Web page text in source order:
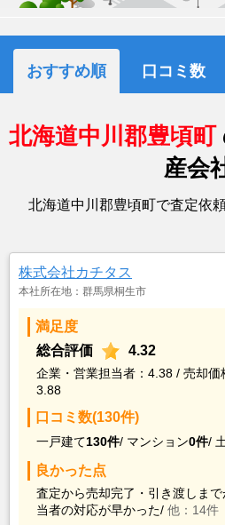
おすすめ順 口コミ数
北海道中川郡豊頃町
産会
北海道中川郡豊頃町で査定依
株式会社カチタス
本社所在地：群馬県桐生市
満足度
総合評価
4.32
企業・営業担当者：4.38 / 売却価
3.88
口コミ数(130件)
一戸建て130件/ マンション0件/
良かった点
査定から売却完了・引き渡しま
当者の対応が早かった/ 他：14件